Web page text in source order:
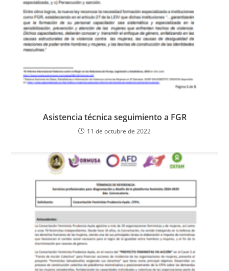
Asistencia técnica seguimiento a FGR
11 de octubre de 2022